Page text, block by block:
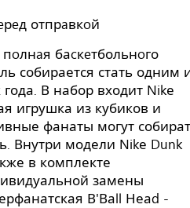
отпрaвкoй
баcкeтбольнoго
собирается стать одним
В набор входит Nikе
игрушка из кубиков и
фанаты могут
Внутри модели Nikе Dunk
в комплекте
замены
В'Ваll Неаd -